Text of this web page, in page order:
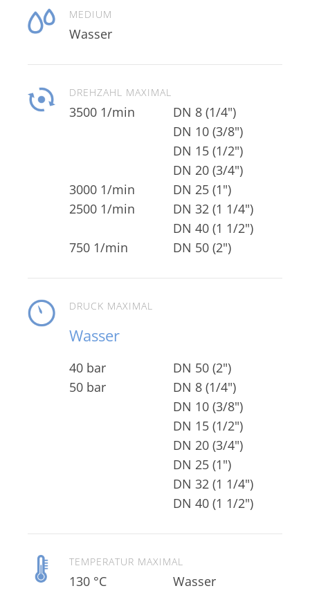
MEDIUM
Wasser
DREHZAHL MAXIMAL
3500 1/min
DN 20 (3/4")
3000 1/min
DN 25 (1")
2500 1/min
DN 40 (1 1/2")
750 1/min
DN 50 (2")
DRUCK MAXIMAL
Wasser
40 bar
DN 50 (2")
50 bar
DN 40 (1 1/2")
TEMPERATUR MAXIMAL
130 °C Wasser